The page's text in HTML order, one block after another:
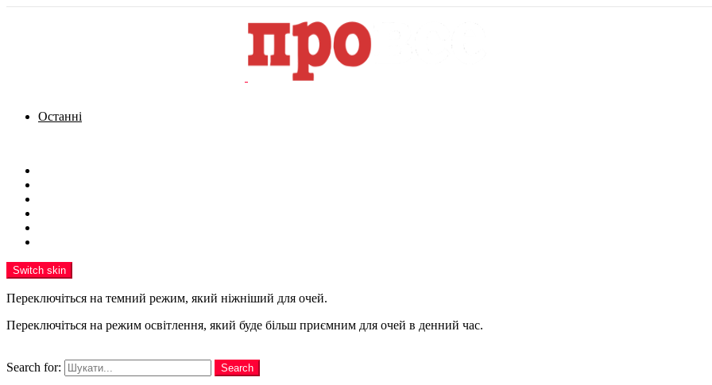
Останні
Switch skin
Переключіться на темний режим, який ніжніший для очей.
Переключіться на режим освітлення, який буде більш приємним для очей в денний час.
Search for:
Search